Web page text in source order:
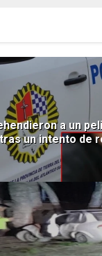
a un
un intento de